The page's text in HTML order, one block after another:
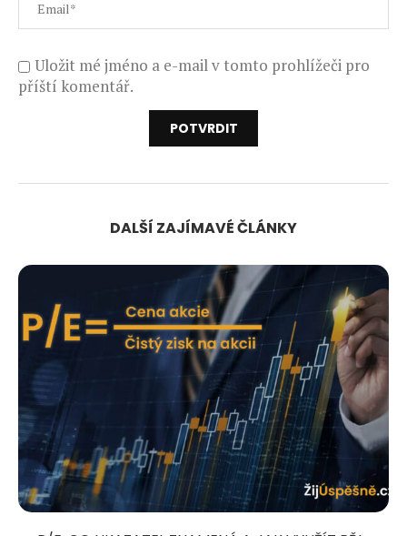
Uložit mé jméno a e-mail v tomto prohlížeči pro
příští komentář.
DALŠÍ ZAJÍMAVÉ ČLÁNKY